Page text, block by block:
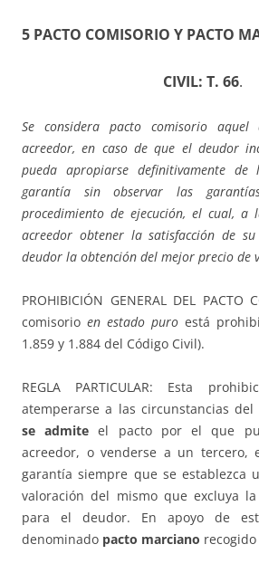
5 PACTO COMISORIO Y PACTO
CIVIL: T. 66.
Se considera pacto comisorio
acreedor, en caso de que el deudor
pueda apropiarse definitivamente de
garantía sin observar las
procedimiento de ejecución, el cual, a
acreedor obtener la satisfacción de
deudor la obtención del mejor precio de
PROHIBICIÓN GENERAL DEL PACTO
comisorio en estado puro está
1.859 y 1.884 del Código Civil).
REGLA PARTICULAR: Esta
atemperarse a las circunstancias del
se admite el pacto por el que
acreedor, o venderse a un tercero,
garantía siempre que se establezca
valoración del mismo que excluya
para el deudor. En apoyo de
denominado pacto marciano